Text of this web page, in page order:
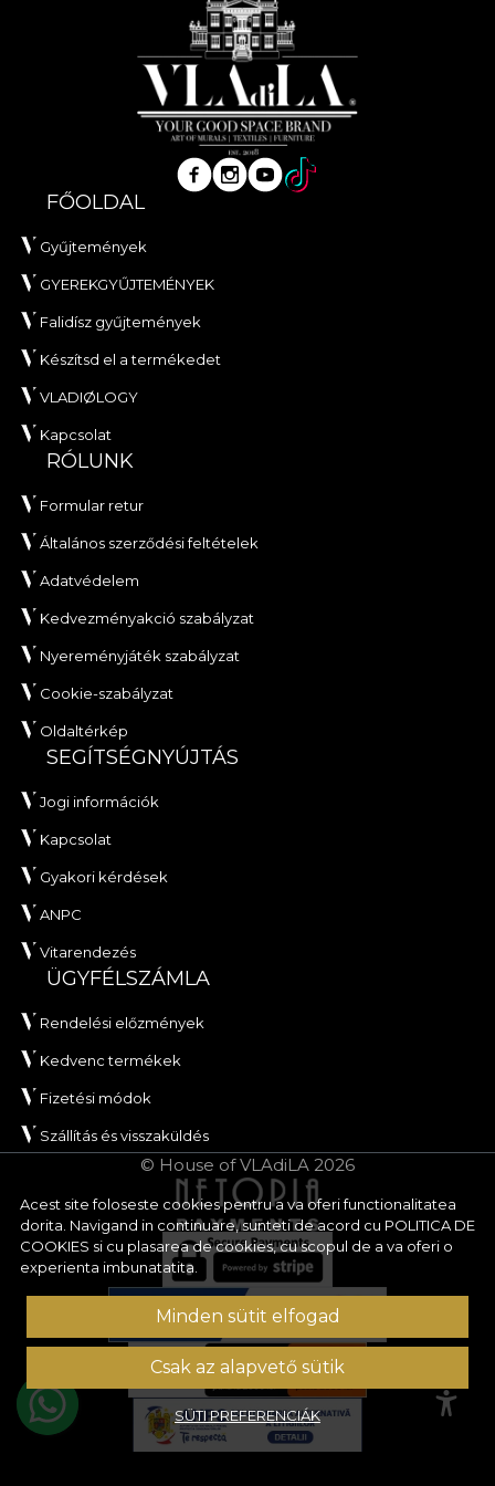
Acest site foloseste cookies pentru a va oferi functionalitatea
dorita. Navigand in continuare, sunteti de acord cu POLITICA DE
COOKIES si cu plasarea de cookies, cu scopul de a va oferi o
experienta imbunatatita.
Minden sütit elfogad
Csak az alapvető sütik
SÜTI PREFERENCIÁK
FŐOLDAL
Gyűjtemények
GYEREKGYŰJTEMÉNYEK
Falidísz gyűjtemények
Készítsd el a termékedet
VLADIØLOGY
Kapcsolat
RÓLUNK
Formular retur
Általános szerződési feltételek
Adatvédelem
Kedvezményakció szabályzat
Nyereményjáték szabályzat
Cookie-szabályzat
Oldaltérkép
SEGÍTSÉGNYÚJTÁS
Jogi információk
Kapcsolat
Gyakori kérdések
ANPC
Vitarendezés
ÜGYFÉLSZÁMLA
Rendelési előzmények
Kedvenc termékek
Fizetési módok
Szállítás és visszaküldés
© House of VLAdiLA 2026